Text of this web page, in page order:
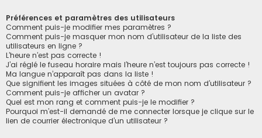
Préférences et paramètres des utilisateurs
Comment puis-je modifier mes paramètres ?
Comment puis-je masquer mon nom d’utilisateur de la liste des
utilisateurs en ligne ?
L’heure n’est pas correcte !
J’ai réglé le fuseau horaire mais l’heure n’est toujours pas correcte !
Ma langue n’apparaît pas dans la liste !
Que signifient les images situées à côté de mon nom d’utilisateur ?
Comment puis-je afficher un avatar ?
Quel est mon rang et comment puis-je le modifier ?
Pourquoi m’est-il demandé de me connecter lorsque je clique sur le
lien de courrier électronique d’un utilisateur ?